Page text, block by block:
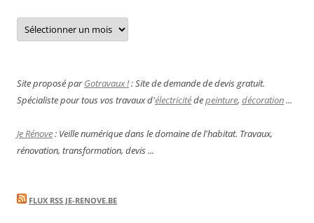
Archives
Site proposé parGotravaux !: Site de demande de devis gratuit.
Spécialiste pour tous vos travaux d'électricitédepeinture, décoration...
Je Rénove: Veille numérique dans le domaine de l'habitat. Travaux,
rénovation, transformation, devis ...
FLUX RSS JE-RENOVE.BE